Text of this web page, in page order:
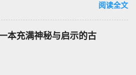
物、疾病（如大麻风）、体液等“洁净
是为了迷信或隔离，而是建立 圣洁与
神的同在中。 “洁净”不是等同于“无
的状态。圣所是神居住之地，进入必
日”（Yom Kippur），大祭司进入至
预示末世。 《以诺书信》（91–108）
人与恶人的结局等。 提示：另有《二
三以诺书》（希伯来文），属更晚
一以诺书》。 二、为什么重要？——
“语境词典” 1）新约中的直接/间接
引 1 Enoch 1:9（“主带着千万圣者
是 一个 复数 形式 （“- im” 后
境 中也 可 用于 复数 意义， 如 指 多
等； 因此， 需 借助 上下文 判断 语
伯来 圣经 中 Elohim 的 主要 用法 与
示例 经文 含义 1. 真神 指 以色列 的
阅读全文
本充满神秘与启示的古